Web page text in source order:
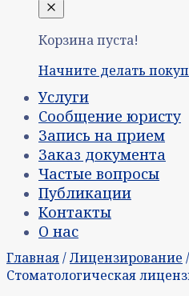
Корзина пуста!
Начните делать
Услуги
Сообщение юристу
Запись на прием
Заказ документа
Частые вопросы
Публикации
Контакты
О нас
Главная/Лицензирование /
Стоматологическая